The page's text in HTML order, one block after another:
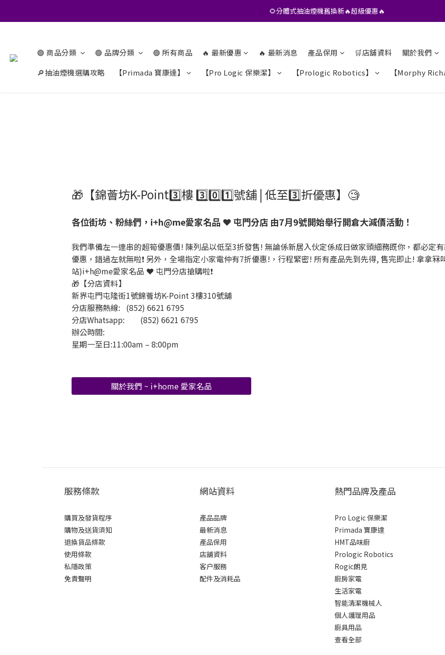
•• 會員專享🎁精選貨品【特價💥再九折】••
🌻分體式抽油煙機舊換新🔥超級優惠🔥
🟢 商品分類 🟢 品牌分類 🟢 所有商品 🔥 最新優惠 🔥 最新消息 產品保用 🛒店舖資料 關於我們
🔎抽油煙機選購攻略
【Primada 寶康達】 【Pro Logic 保樂潔】 【Prologic Robotics】 【Morphy
🎁【錦薈坊K-Point3️⃣樓 3️⃣0️⃣1️⃣號舖 | 低至3️⃣折優惠】🧐
各位街坊、粉絲們，i+h@me愛家名品 ❤️ 屯門分店 由7月9號開始舉行開倉大減價活動！
我們準備左一連串的超筍優惠價! 陳列品以低至3折發售! 無論係新居入伙定係成日做家頭細務既你，都必定
優惠，錯過左就無啦❗ 另外，全場指定小家電仲有7折優惠!，行程緊密! 所有產品先到先得, 售完即止! 拿拿
站)i+h@me愛家名品 ❤️ 屯門分店搶購啦❗
🎁【分店資料】
新界屯門屯隆街1號錦薈坊K-Point 3樓310號舖
分店服務熱線: (852) 6621 6795
分店Whatsapp: (852) 6621 6795
辦公時間:
星期一至日:11:00am – 8:00pm
關於我們 ~ i+home 愛家名品
服務條款
購買及發貨程序
購物及送貨須知
退換貨品條款
使用條款
私隱政策
免責聲明
網站資料
產品品牌
最新消息
產品保用
店舖資料
客户服務
配件及消耗品
熱門品牌及產品
Pro Logic 保樂潔
Primada 寶康達
HMT品味廚
Prologic Robotics
Rogic朗見
廚房家電
生活家電
智能清潔機械人
個人護理用品
廚具用品
查看全部